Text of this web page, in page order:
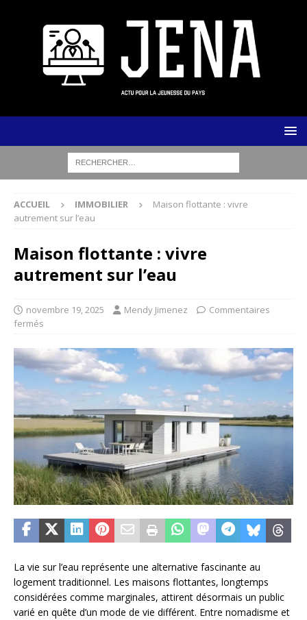
ACCUEIL IMMOBILIER
Maison flottante : vivre
autrement sur l’eau
Maison flottante : vivre
autrement sur l’eau
novembre 19, 2025 Mendy Jimenez
Commentaires
fermés
La vie sur l’eau représente une alternative fascinante au
logement traditionnel. Les maisons flottantes, longtemps
considérées comme marginales, attirent désormais un public
varié en quête d’un mode de vie différent. Entre nomadisme et